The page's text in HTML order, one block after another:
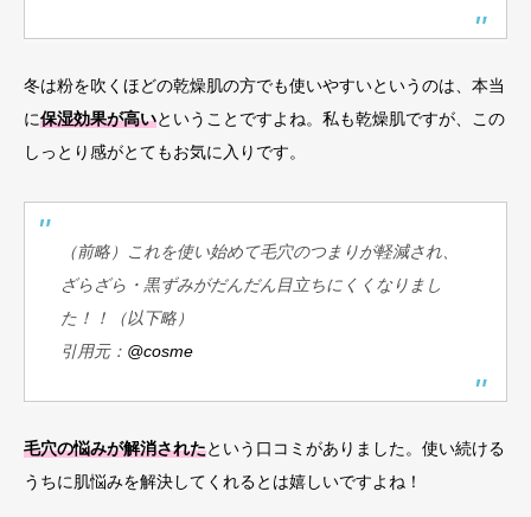
冬は粉を吹くほどの乾燥肌の方でも使いやすいというのは、本当
に保湿効果が高いということですよね。私も乾燥肌ですが、この
しっとり感がとてもお気に入りです。
（前略）これを使い始めて毛穴のつまりが軽減され、
ざらざら・黒ずみがだんだん目立ちにくくなりまし
た！！（以下略）
引用元： @cosme
毛穴の悩みが解消されたという口コミがありました。使い続ける
うちに肌悩みを解決してくれるとは嬉しいですよね！